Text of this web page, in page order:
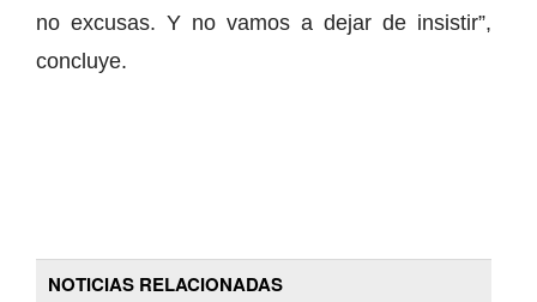
no excusas. Y no vamos a dejar de insistir”,
concluye.
NOTICIAS RELACIONADAS